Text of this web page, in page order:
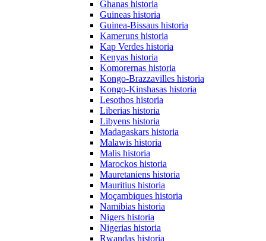
Ghanas historia
Guineas historia
Guinea-Bissaus historia
Kameruns historia
Kap Verdes historia
Kenyas historia
Komorernas historia
Kongo-Brazzavilles historia
Kongo-Kinshasas historia
Lesothos historia
Liberias historia
Libyens historia
Madagaskars historia
Malawis historia
Malis historia
Marockos historia
Mauretaniens historia
Mauritius historia
Moçambiques historia
Namibias historia
Nigers historia
Nigerias historia
Rwandas historia